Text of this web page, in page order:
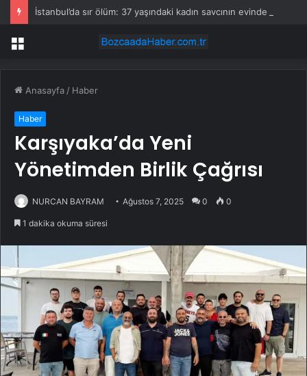
Menü
Anasayfa / Haber
Haber
Karşıyaka’da Yeni
Yönetimden Birlik Çağrısı
NURCAN BAYRAM Ağustos 7, 2025 0 0
1 dakika okuma süresi